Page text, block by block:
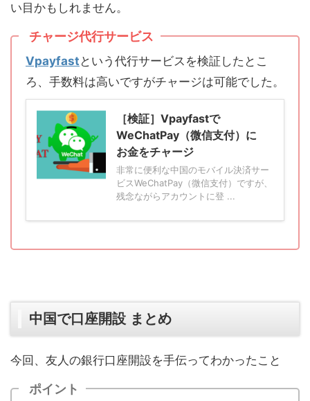
い目かもしれません。
チャージ代行サービス
Vpayfast という代行サービスを検証したとこ
ろ、手数料は高いですがチャージは可能でした。
［検証］Vpayfastで
WeChatPay（微信支付）に
お金をチャージ
非常に便利な中国のモバイル決済サー
ビスWeChatPay（微信支付）ですが、
残念ながらアカウントに登 ...
中国で口座開設 まとめ
今回、友人の銀行口座開設を手伝ってわかったこと
ポイント